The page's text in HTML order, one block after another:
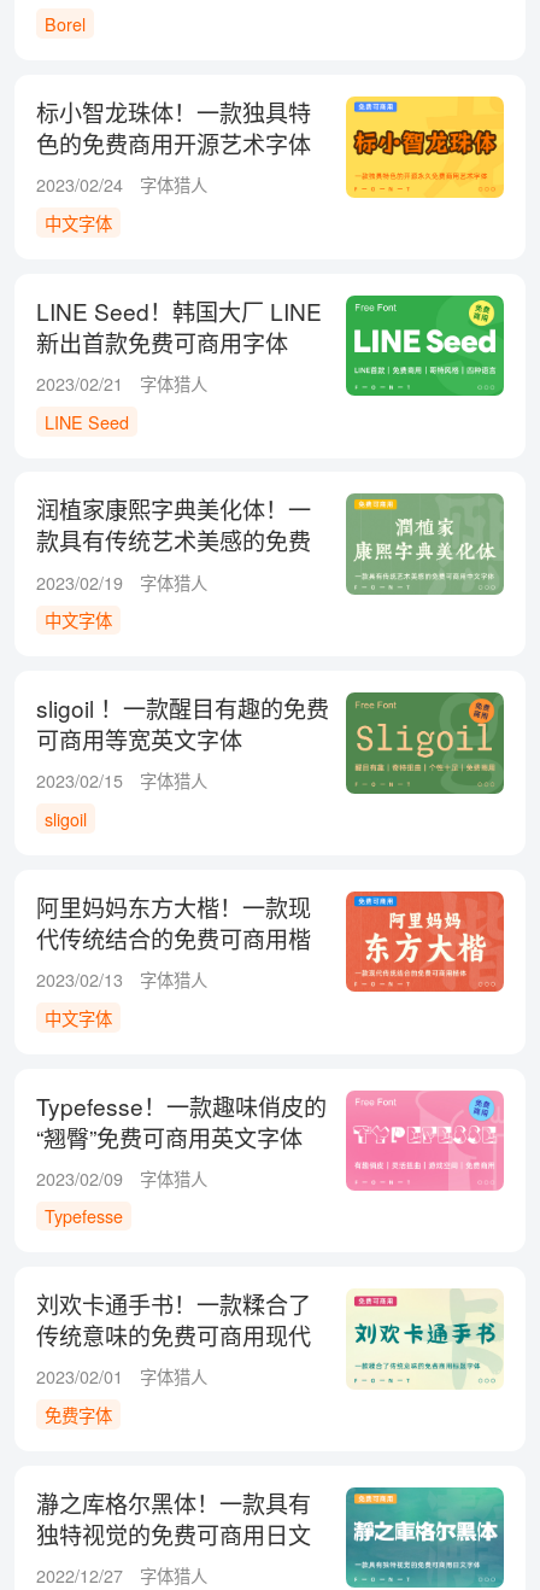
Borel
标小智龙珠体！一款独具特
色的免费商用开源艺术字体
2023/02/24
字体猎人
中文字体
LINE Seed！韩国大厂 LINE
新出首款免费可商用字体
2023/02/21
字体猎人
LINE Seed
润植家康熙字典美化体！一
款具有传统艺术美感的免费
可商用中文字体
2023/02/19
字体猎人
中文字体
sligoil ！一款醒目有趣的免费
可商用等宽英文字体
2023/02/15
字体猎人
sligoil
阿里妈妈东方大楷！一款现
代传统结合的免费可商用楷
体
2023/02/13
字体猎人
中文字体
Typefesse！一款趣味俏皮的
“翘臀”免费可商用英文字体
2023/02/09
字体猎人
Typefesse
刘欢卡通手书！一款糅合了
传统意味的免费可商用现代
标题字体
2023/02/01
字体猎人
免费字体
瀞之库格尔黑体！一款具有
独特视觉的免费可商用日文
字体
2022/12/27
字体猎人